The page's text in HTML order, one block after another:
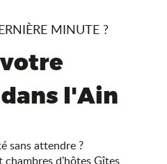
MINUTE ?
l'Ain
sans attendre ?
d’hôtes Gîtes